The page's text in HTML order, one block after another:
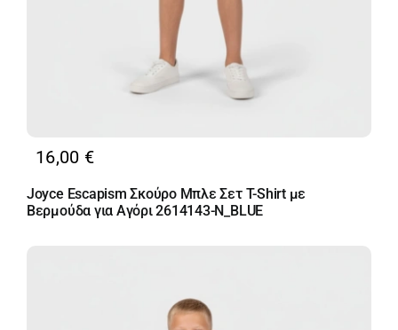
16,00 €
Joyce Escapism Σκούρο Μπλε Σετ T-Shirt με
Βερμούδα για Αγόρι 2614143-N_BLUE